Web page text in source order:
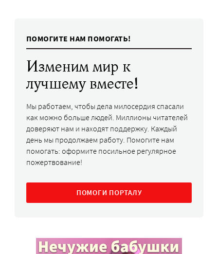
ПОМОГИТЕ НАМ ПОМОГАТЬ!
Изменим мир к
лучшему вместе!
Мы работаем, чтобы дела милосердия спасали
как можно больше людей. Миллионы читателей
доверяют нам и находят поддержку. Каждый
день мы продолжаем работу. Помогите нам
помогать: оформите посильное регулярное
пожертвование!
ПОМОГИ ПОРТАЛУ